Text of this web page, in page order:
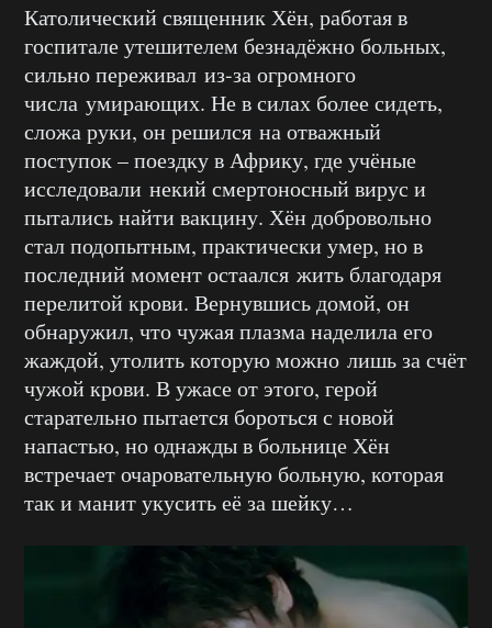
Католический священник Хён, работая в
госпитале утешителем безнадёжно больных,
сильно переживал из-за огромного
числа умирающих. Не в силах более сидеть,
сложа руки, он решился на отважный
поступок – поездку в Африку, где учёные
исследовали некий смертоносный вирус и
пытались найти вакцину. Хён добровольно
стал подопытным, практически умер, но в
последний момент остаался жить благодаря
перелитой крови. Вернувшись домой, он
обнаружил, что чужая плазма наделила его
жаждой, утолить которую можно лишь за счёт
чужой крови. В ужасе от этого, герой
старательно пытается бороться с новой
напастью, но однажды в больнице Хён
встречает очаровательную больную, которая
так и манит укусить её за шейку…